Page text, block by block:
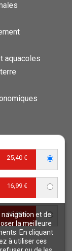
navigation et de
la meilleure
En cliquant
à utiliser ces
25,40 €
16,99 €
16,99 €
aquacoles